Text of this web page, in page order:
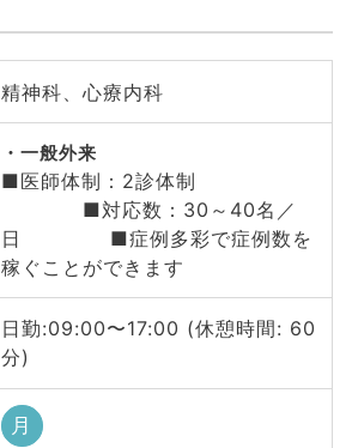
精神科、心療内科
一般外来
■医師体制：2診体制
■対応数：30～40名／
日 ■症例多彩で症例数を
稼ぐことができます
日勤:09:00〜17:00 (休憩時間: 60
分)
月